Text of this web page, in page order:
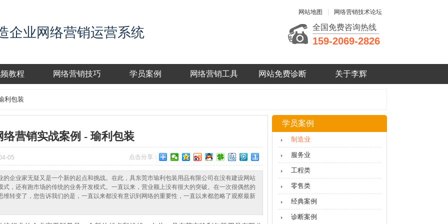
企业网络营销运营系统
网站地图 网络营销技术论坛
全国免费咨询热线
159-2069-2826
教程 网络营销技巧 学员案例 网络营销工具 网站免费诊断 关于李辉
利包装
络营销实战案例 - 瑜利包装
05 点击分享：
企业家无疑又是一个新的起点和挑战。在此，具东莞市瑜利包装用品有限公司在没有建设网站
，还有跑市场的传统的业务开发模式。一直以来，营业额上没有很大的突破。在一次很偶然的
转变了，您告诉我们的是，一直以来都没有意识到网络的重要性，一直以来都忽略了观察最新
学员案例
制造业
服务业
工程类
零售类
经典案例
诊断案例